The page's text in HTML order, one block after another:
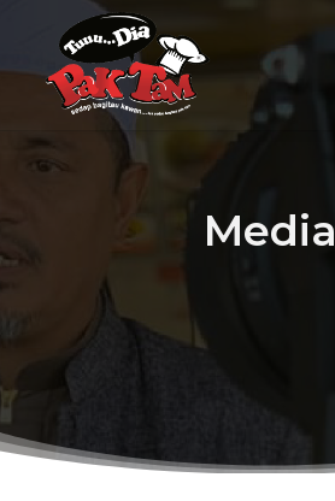
Media